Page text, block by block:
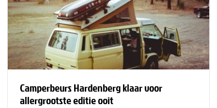
Camperbeurs Hardenberg klaar voor
allergrootste editie ooit